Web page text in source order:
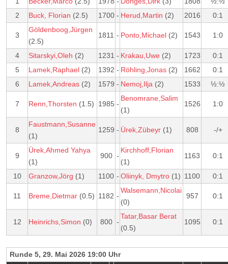
2
Buck, Florian (2.5) 1700 - Herud,Martin (2) 2016 0:1
3
Göldenboog,Jürgen
(2.5)
1811 - Ponto,Michael (2) 1543 1:0
4 Sitarskyi,Oleh (2) 1231 - Krakau,Uwe (2) 1723
0:1
5
Lamek,Raphael (2) 1392 - Röhling,Jonas (2) 1662
0:1
6
Lamek,Andreas (2) 1579 - Nemoj,Ilja (2) 1533 ½:½
7 Renn,Thorsten (1.5) 1985 -
Benomrane,Salim
(1)
1526 1:0
8
Faustmann,Susanne
(1)
1259 - Ürek,Zübeyr (1) 808 -/+
9
Ürek,Ahmed Yahya
(1)
900 -
Kirchhoff,Florian
(1)
1163 0:1
10 Granzow,Jörg (1) 1100 - Oliinyk, Dmytro (1) 1100 0:1
11 Breme,Dietmar (0.5) 1182 -
Walsemann,Nicolai
(0)
957 0:1
12 Heinrichs,Simon (0) 800 -
Tatar,Basar Berat
(0.5)
1095 0:1
Runde 5, 29. Mai 2026 19:00 Uhr